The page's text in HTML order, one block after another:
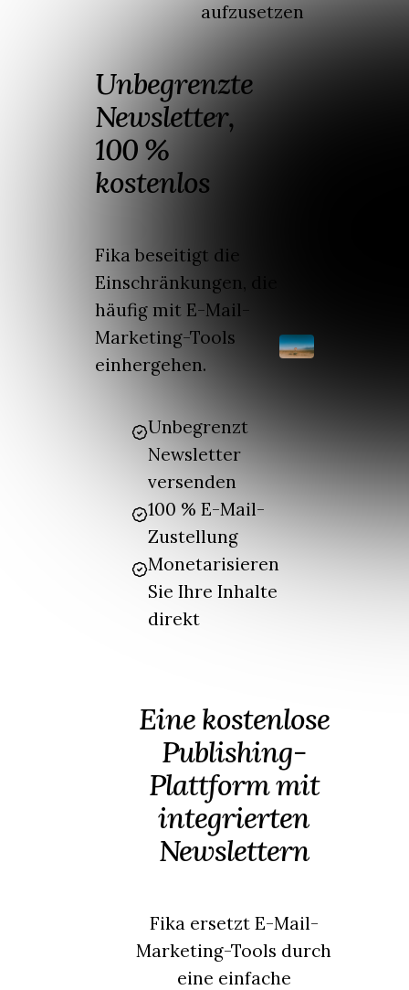
aufzusetzen
Unbegrenzte
Newsletter,
100 %
kostenlos
Fika beseitigt die
Einschränkungen, die
häufig mit E-Mail-
Marketing-Tools
einhergehen.
Unbegrenzt
Newsletter
versenden
100 % E-Mail-
Zustellung
Monetarisieren
Sie Ihre Inhalte
direkt
Eine kostenlose
Publishing-
Plattform mit
integrierten
Newslettern
Fika ersetzt E-Mail-
Marketing-Tools durch
eine einfache